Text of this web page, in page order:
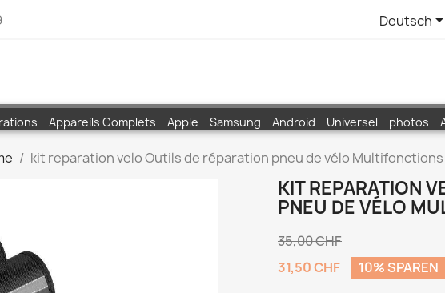
Deutsch
Appareils Complets Apple Samsung Android Universel photos
kit reparation velo Outils de réparation pneu de vélo Multifonctions
KIT REPARATION
PNEU DE VÉLO
35,00 CHF
31,50 CHF
10% SPAREN